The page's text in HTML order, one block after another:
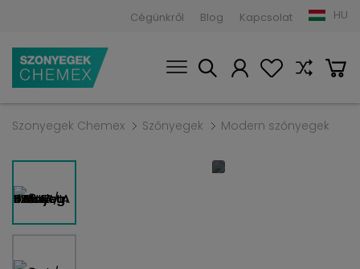
Cégünkről Blog Kapcsolat HU
Szonyegek Chemex Szőnyegek Modern szőnyegek